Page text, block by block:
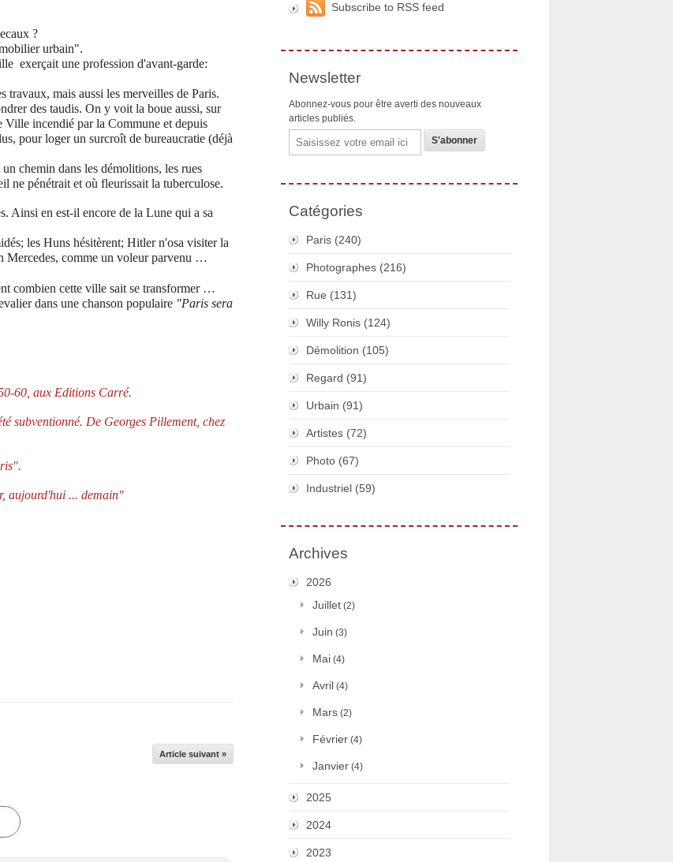
?
urbain".
exerçait une profession d'avant-garde:
travaux, mais aussi les merveilles de Paris.
des taudis. On y voit la boue aussi, sur
incendié par la Commune et depuis
pour loger un surcroît de bureaucratie (déjà
chemin dans les démolitions, les rues
ne pénétrait et où fleurissait la tuberculose.
Ainsi en est-il encore de la Lune qui a sa
les Huns hésitèrent; Hitler n'osa visiter la
Mercedes, comme un voleur parvenu …
combien cette ville sait se transformer …
dans une chanson populaire "Paris sera
60, aux Editions Carré.
subventionné. De Georges Pillement, chez
aujourd'hui ... demain"
Article suivant »
Subscribe to RSS feed
Newsletter
Abonnez-vous pour être averti des nouveaux
articles publiés.
Email
Catégories
Paris (240)
Photographes (216)
Rue (131)
Willy Ronis (124)
Démolition (105)
Regard (91)
Urbain (91)
Artistes (72)
Photo (67)
Industriel (59)
Archives
2026
Juillet (2)
Juin (3)
Mai (4)
Avril (4)
Mars (2)
Février (4)
Janvier (4)
2025
2024
2023